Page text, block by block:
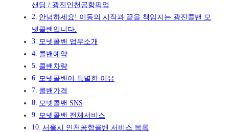
샌딩 / 광진인천공항픽업
안녕하세요! 이동의 시작과 끝을 책임지는 광진콜밴 모
넷콜밴입니다.
모넷콜밴 업무소개
콜밴예약
콜밴차량
모넷콜밴이 특별한 이유
콜밴가격
모넷콜밴 SNS
모넷콜밴 전체서비스
서울시 인천공항콜밴 서비스 목록